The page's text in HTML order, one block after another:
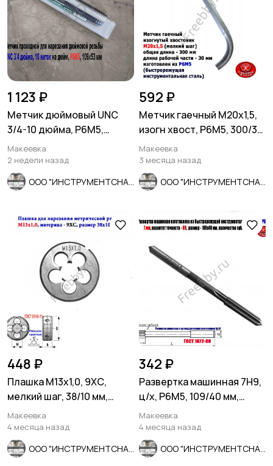
1 123 ₽
Метчик дюймовый UNC
3/4-10 дюйма, Р6М5,
штучный, 10 ниток, 106/53
мм.
Макеевка
2 недели назад
592 ₽
Метчик гаечный М20х1,5,
изогн хвост, Р6М5, 300/30
мм, мелкий шаг, СССР
Макеевка
3 месяца назад
448 ₽
Плашка М13х1,0, 9ХС,
мелкий шаг, 38/10 мм,
ГОСТ 7740-71.
Макеевка
4 месяца назад
342 ₽
Развертка машинная 7Н9,
ц/х, Р6М5, 109/40 мм,
2363-0068, СССР
Макеевка
4 месяца назад